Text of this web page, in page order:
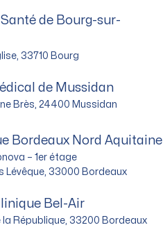
de Bourg-sur-
33710 Bourg
de Mussidan
Brès, 24400 Mussidan
Bordeaux Nord Aquitaine
– 1er étage
Lévêque, 33000 Bordeaux
Bel-Air
la République, 33200 Bordeaux